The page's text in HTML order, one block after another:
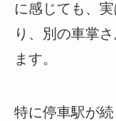
に感じても、
り、別の車掌
ます。
特に停車駅が